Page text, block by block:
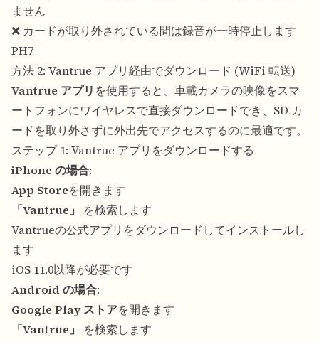
ません
❌ カードが取り外されている間は録音が一時停止します
PH7
方法 2: Vantrue アプリ経由でダウンロード (WiFi 転送)
Vantrue アプリ を使用すると、車載カメラの映像をスマ
ートフォンにワイヤレスで直接ダウンロードでき、SD カ
ードを取り外さずに外出先でアクセスするのに最適です。
ステップ 1: Vantrue アプリをダウンロードする
iPhone の場合:
App Storeを開きます
「Vantrue」
を検索します
Vantrueの公式アプリをダウンロードしてインストールし
ます
iOS 11.0以降が必要です
Android の場合:
Google Play ストアを開きます
「Vantrue」
を検索します